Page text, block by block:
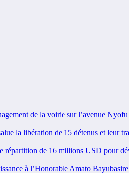
de la voirie sur l’avenue
la libération de 15 détenus et leur
de 16 millions USD pour
à l’Honorable Amato